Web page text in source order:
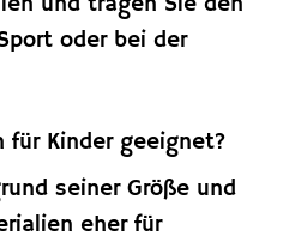
oder bei der
für Kinder geeignet?
seiner Größe und
eher für